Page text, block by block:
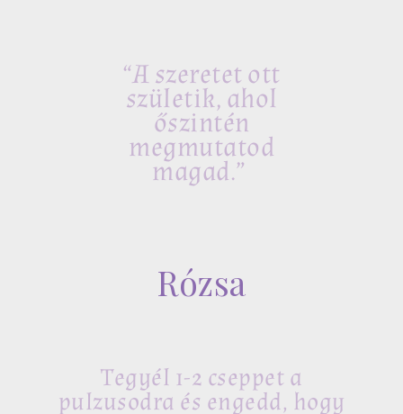
“A szeretet ott
születik, ahol
őszintén
megmutatod
magad.”
Rózsa
Tegyél 1-2 cseppet a
pulzusodra és engedd, hogy